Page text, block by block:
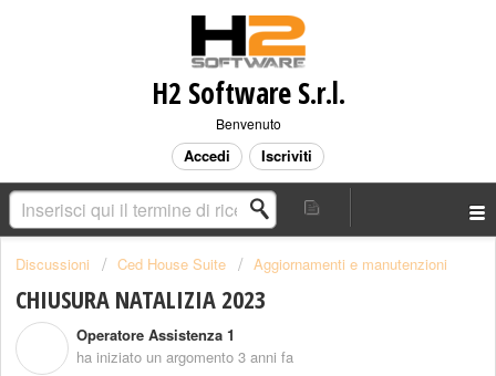
H2 Software S.r.l.
Benvenuto
Accedi Iscriviti
Discussioni Ced House Suite Aggiornamenti e manutenzioni
CHIUSURA NATALIZIA 2023
Operatore Assistenza 1
ha iniziato un argomento 3 anni fa